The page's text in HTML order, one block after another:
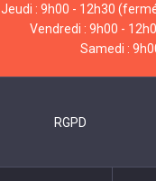
Jeudi : 9h00 - 12h30
Vendredi : 9h00 -
Samedi :
RGPD